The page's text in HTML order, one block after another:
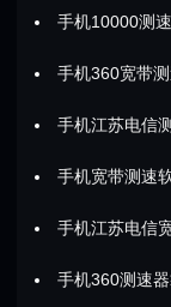
手机10000测
手机360宽带
手机江苏电信
手机宽带测速
手机江苏电信
手机360测速